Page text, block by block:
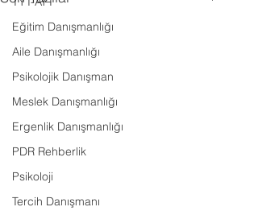
Eğitim Danışmanlığı
Aile Danışmanlığı
Psikolojik Danışman
Meslek Danışmanlığı
Ergenlik Danışmanlığı
PDR Rehberlik
Psikoloji
Tercih Danışmanı